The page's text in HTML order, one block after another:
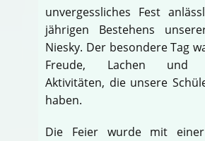
unvergessliches Fest
jährigen Bestehens
Niesky. Der besondere Tag
Freude, Lachen und
Aktivitäten, die unsere
haben.
Die Feier wurde mit einer